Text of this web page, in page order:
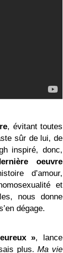
, évitant toutes
sûr de lui, de
inspiré, donc,
oeuvre
d’amour,
et
nous donne
dégage.
», lance
plus.Ma vie